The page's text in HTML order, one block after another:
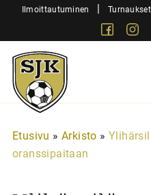
SiirryIlmoittautuminen | Turnaukset
Sjk-
Juniorit
Etusivu » Arkisto »
oranssipaitaan